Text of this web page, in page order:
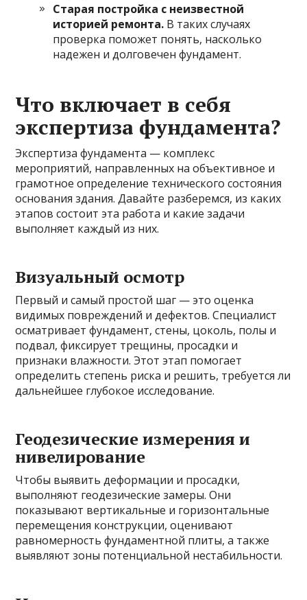
Старая постройка с неизвестной
историей ремонта. В таких случаях
проверка поможет понять, насколько
надежен и долговечен фундамент.
Что включает в себя
экспертиза фундамента?
Экспертиза фундамента — комплекс
мероприятий, направленных на объективное и
грамотное определение технического состояния
основания здания. Давайте разберемся, из каких
этапов состоит эта работа и какие задачи
выполняет каждый из них.
Визуальный осмотр
Первый и самый простой шаг — это оценка
видимых повреждений и дефектов. Специалист
осматривает фундамент, стены, цоколь, полы и
подвал, фиксирует трещины, просадки и
признаки влажности. Этот этап помогает
определить степень риска и решить, требуется ли
дальнейшее глубокое исследование.
Геодезические измерения и
нивелирование
Чтобы выявить деформации и просадки,
выполняют геодезические замеры. Они
показывают вертикальные и горизонтальные
перемещения конструкции, оценивают
равномерность фундаментной плиты, а также
выявляют зоны потенциальной нестабильности.